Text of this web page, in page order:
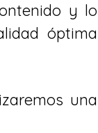
y lo
óptima
una